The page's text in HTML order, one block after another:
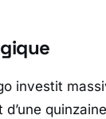
investit